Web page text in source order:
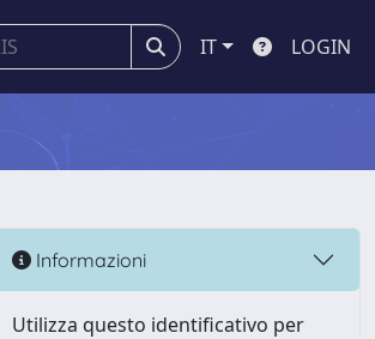
IT LOGIN
Informazioni
Utilizza questo identificativo per